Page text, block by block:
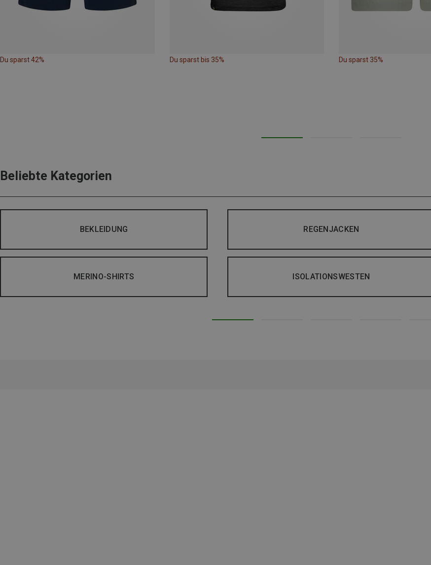
Du sparst 42% Du sparst bis 35% Du sparst 35%
Beliebte Kategorien
BEKLEIDUNG REGENJACKEN
MERINO-SHIRTS ISOLATIONSWESTEN